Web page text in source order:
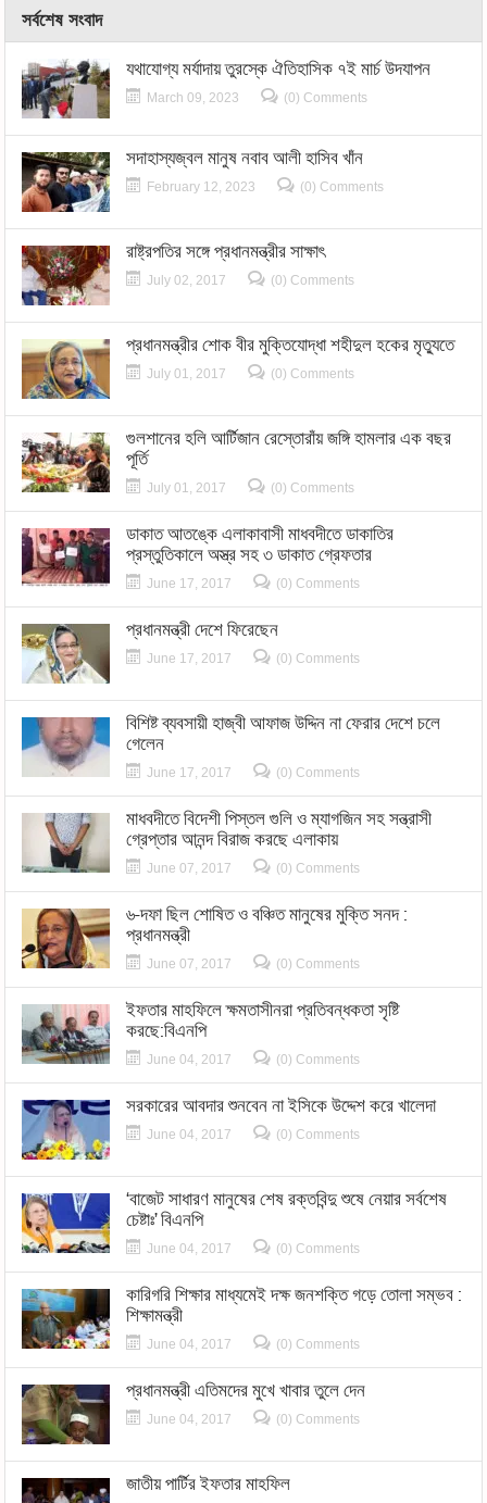
সর্বশেষ সংবাদ
যথাযোগ্য মর্যাদায় তুরস্কে ঐতিহাসিক ৭ই মার্চ উদযাপন
March 09, 2023 (0) Comments
সদাহাস্যজ্বল মানুষ নবাব আলী হাসিব খাঁন
February 12, 2023 (0) Comments
রাষ্ট্রপতির সঙ্গে প্রধানমন্ত্রীর সাক্ষাৎ
July 02, 2017 (0) Comments
প্রধানমন্ত্রীর শোক বীর মুক্তিযোদ্ধা শহীদুল হকের মৃত্যুতে
July 01, 2017 (0) Comments
গুলশানের হলি আর্টিজান রেস্তোরাঁয় জঙ্গি হামলার এক বছর
পূর্তি
July 01, 2017 (0) Comments
ডাকাত আতঙ্কে এলাকাবাসী মাধবদীতে ডাকাতির
প্রস্তুতিকালে অস্ত্র সহ ৩ ডাকাত গ্রেফতার
June 17, 2017 (0) Comments
প্রধানমন্ত্রী দেশে ফিরেছেন
June 17, 2017 (0) Comments
বিশিষ্ট ব্যবসায়ী হাজ্বী আফাজ উদ্দিন না ফেরার দেশে চলে
গেলেন
June 17, 2017 (0) Comments
মাধবদীতে বিদেশী পিস্তল গুলি ও ম্যাগজিন সহ সন্ত্রাসী
গ্রেপ্তার আনন্দ বিরাজ করছে এলাকায়
June 07, 2017 (0) Comments
৬-দফা ছিল শোষিত ও বঞ্চিত মানুষের মুক্তি সনদ :
প্রধানমন্ত্রী
June 07, 2017 (0) Comments
ইফতার মাহফিলে ক্ষমতাসীনরা প্রতিবন্ধকতা সৃষ্টি
করছে:বিএনপি
June 04, 2017 (0) Comments
সরকারের আবদার শুনবেন না ইসিকে উদ্দেশ করে খালেদা
June 04, 2017 (0) Comments
‘বাজেট সাধারণ মানুষের শেষ রক্তবিন্দু শুষে নেয়ার সর্বশেষ
চেষ্টাঃ’ বিএনপি
June 04, 2017 (0) Comments
কারিগরি শিক্ষার মাধ্যমেই দক্ষ জনশক্তি গড়ে তোলা সম্ভব :
শিক্ষামন্ত্রী
June 04, 2017 (0) Comments
প্রধানমন্ত্রী এতিমদের মুখে খাবার তুলে দেন
June 04, 2017 (0) Comments
জাতীয় পার্টির ইফতার মাহফিল